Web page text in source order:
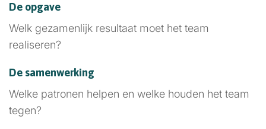
De opgave
Welk gezamenlijk resultaat moet het team
realiseren?
De samenwerking
Welke patronen helpen en welke houden het team
tegen?